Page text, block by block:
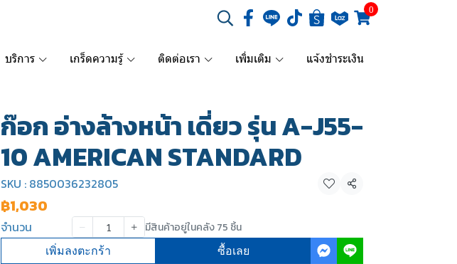
0
บริการ เกร็ดความรู้ ติดต่อเรา เพิ่มเติม แจ้งชำระเงิน
ก๊อก อ่างล้างหน้า เดี่ยว รุ่น A-J55-
10 AMERICAN STANDARD
SKU : 8850036232805 แชร์
฿1,030
จำนวน มีสินค้าอยู่ในคลัง 75 ชิ้น
เพิ่มลงตะกร้า ซื้อเลย